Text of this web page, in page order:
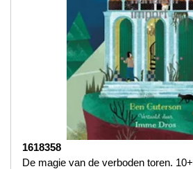
1618358
De magie van de verboden toren. 10+